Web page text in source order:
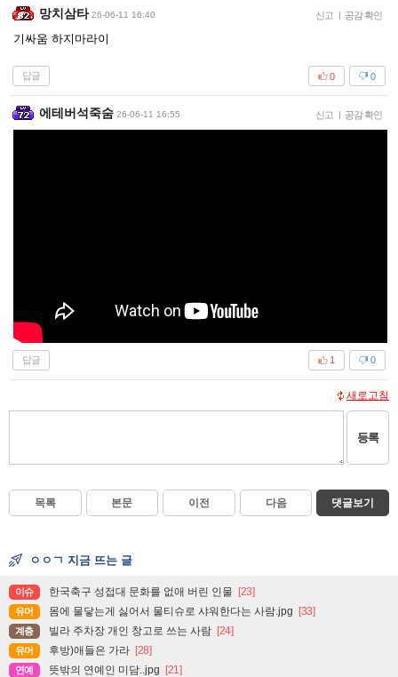
망치삼타 26-06-11 16:40 신고 | 공감 확인
기싸움 하지마라이
답글 0
0
에테버석죽숨 26-06-11 16:55 신고 | 공감 확인
답글 0
1
새로고침
등록
목록 본문 이전 다음 댓글보기
ㅇㅇㄱ 지금 뜨는 글
이슈 한국축구 성접대 문화를 없애 버린 인물 [23]
유머 몸에 물닿는게 싫어서 물티슈로 샤워한다는 사람.jpg [33]
계층 빌라 주차장 개인 창고로 쓰는 사람 [24]
유머 후방)애들은 가라 [28]
연예 뜻밖의 연예인 미담..jpg [21]